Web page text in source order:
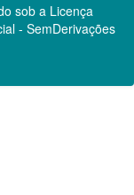
sob a Licença
- SemDerivações